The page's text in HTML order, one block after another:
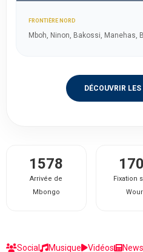
FRONTIÈRE NORD
Mboh, Ninon, Bakossi, Manehas,
DÉCOUVRIR
1578
Arrivée de
Mbongo
Fixation
Social Musique Vidéos News